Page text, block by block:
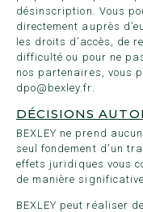
désinscription. Vous
directement auprès
les droits d’accès, de
difficulté ou pour ne
nos partenaires, vous
dpo@bexley.fr.
DÉCISIONS
BEXLEY ne prend
seul fondement d'un
effets juridiques vous
de manière
BEXLEY peut réaliser